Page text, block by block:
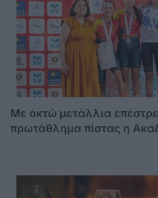
Με οκτώ μετάλλια
πρωτάθλημα πίστας η